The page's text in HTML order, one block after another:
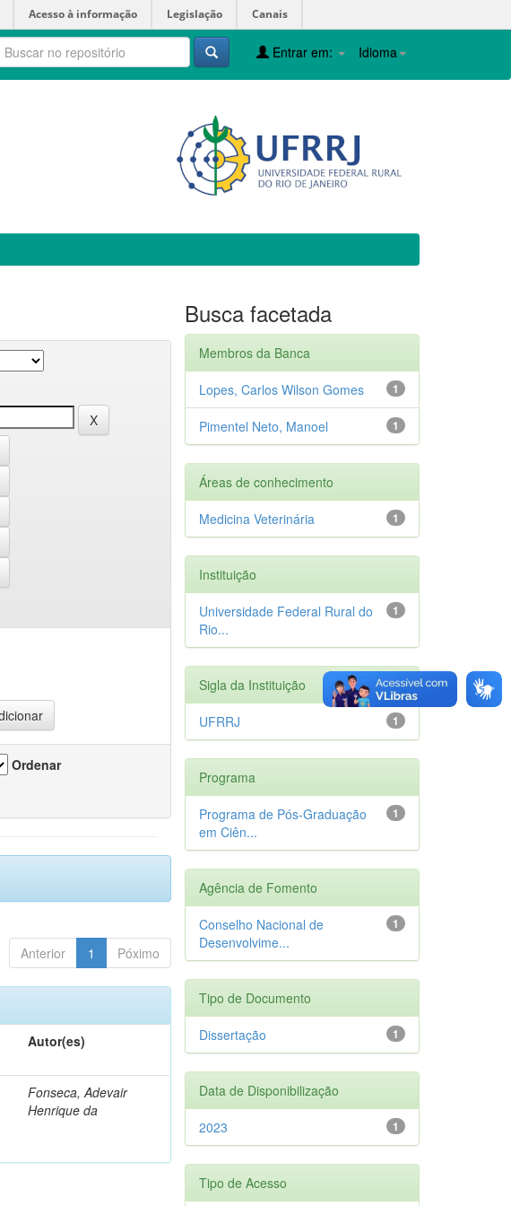
Acesso à informação Legislação Canais
Idioma
Entrar em:
Ordenar
Anterior 1 Póximo
Autor(es)
Fonseca, Adevair
Henrique da
Busca facetada
Membros da Banca
1
Lopes, Carlos Wilson Gomes
1
Pimentel Neto, Manoel
Áreas de conhecimento
1
Medicina Veterinária
Instituição
1
Universidade Federal Rural do
Rio...
Sigla da Instituição
1
UFRRJ
Programa
1
Programa de Pós-Graduação
em Ciên...
Agência de Fomento
1
Conselho Nacional de
Desenvolvime...
Tipo de Documento
1
Dissertação
Data de Disponibilização
1
2023
Tipo de Acesso